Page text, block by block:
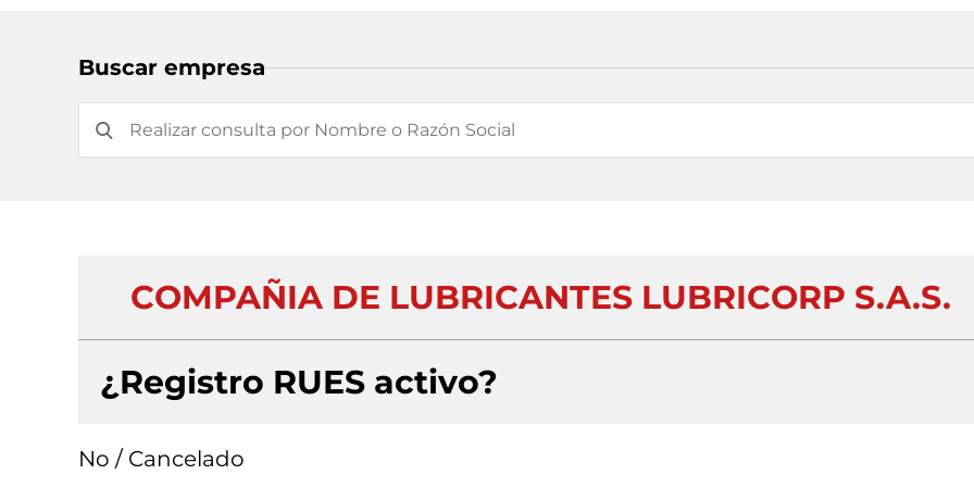
Buscar empresa
COMPAÑIA DE LUBRICANTES LUBRICORP S.A.S.
¿Registro RUES activo?
No / Cancelado